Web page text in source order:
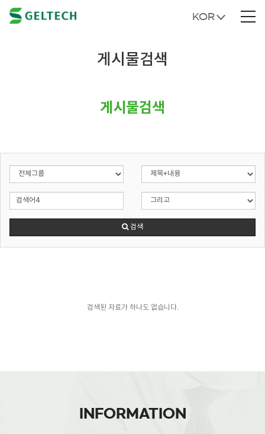
KOR
게시물검색
게시물검색
검색
검색된 자료가 하나도 없습니다.
INFORMATION